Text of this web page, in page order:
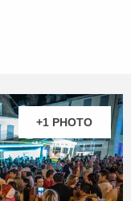
+1 PHOTO